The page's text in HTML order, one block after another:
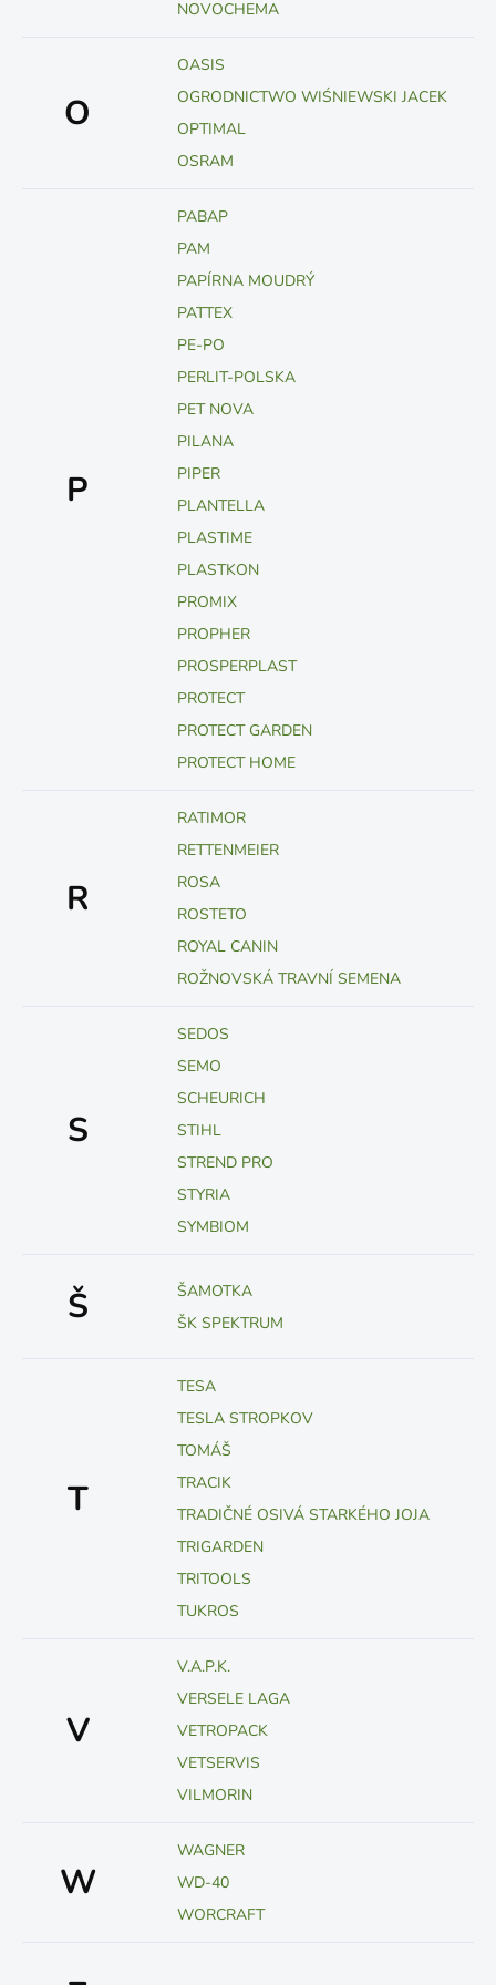
NOVOCHEMA
O
OASIS
OGRODNICTWO WIŚNIEWSKI JACEK
OPTIMAL
OSRAM
P
PABAP
PAM
PAPÍRNA MOUDRÝ
PATTEX
PE-PO
PERLIT-POLSKA
PET NOVA
PILANA
PIPER
PLANTELLA
PLASTIME
PLASTKON
PROMIX
PROPHER
PROSPERPLAST
PROTECT
PROTECT GARDEN
PROTECT HOME
R
RATIMOR
RETTENMEIER
ROSA
ROSTETO
ROYAL CANIN
ROŽNOVSKÁ TRAVNÍ SEMENA
S
SEDOS
SEMO
SCHEURICH
STIHL
STREND PRO
STYRIA
SYMBIOM
Š
ŠAMOTKA
ŠK SPEKTRUM
T
TESA
TESLA STROPKOV
TOMÁŠ
TRACIK
TRADIČNÉ OSIVÁ STARKÉHO JOJA
TRIGARDEN
TRITOOLS
TUKROS
V
V.A.P.K.
VERSELE LAGA
VETROPACK
VETSERVIS
VILMORIN
W
WAGNER
WD-40
WORCRAFT